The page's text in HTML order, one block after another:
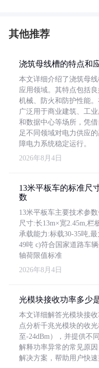
其他推荐
浇筑母线槽的特点和
本文详细介绍了浇筑母
应用领域。其特点包括良
机械、防火和防护性能。
广泛用于商业建筑、工
和数据中心等场所，凭
足不同领域对电力供应
障电力系统稳定运行。
2026年8月4日
13米平板车的标准尺
数
13米平板车主要技术参
尺寸:长13m×宽2.45m,栏
承载能力:标载30-35吨,
49吨 c)符合国家道路车
轴荷限值标准
2026年8月4日
光模块接收功率多少
本文详细解答光模块接
点分析千兆光模块的收
至-24dBm），并提供不
解释功率异常的常见原
解决方案，帮助用户快速